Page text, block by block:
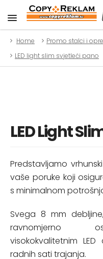
Home Promo stalci i
LED light slim svjetleći pano
LED Light
Predstavljamo
vaše poruke koji
s minimalnom
Svega 8 mm
ravnomjerno
visokokvalitetnim
radnih sati trajanja.